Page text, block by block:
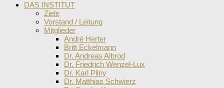
DAS INSTITUT
Ziele
Vorstand / Leitung
Mitglieder
André Herter
Britt Eckelmann
Dr. Andreas Albrod
Dr. Friedrich Wenzel-Lux
Dr. Karl Pilny
Dr. Matthias Schwierz